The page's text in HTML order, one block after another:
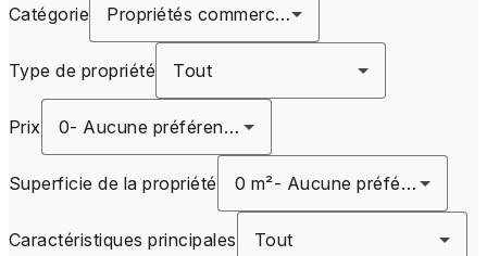
Catégorie Propriétés commerciales à vendre
Type de propriété Tout
Prix 0- Aucune préférence
Superficie de la propriété 0 m²- Aucune préférence
Caractéristiques principales Tout